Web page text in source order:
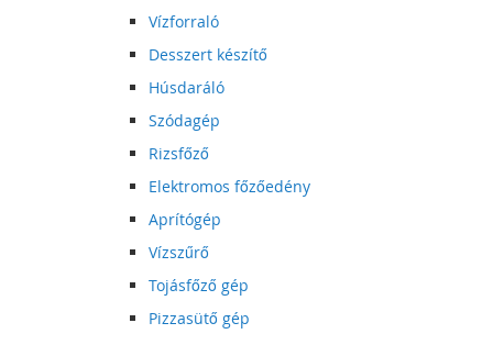
Vízforraló
Desszert készítő
Húsdaráló
Szódagép
Rizsfőző
Elektromos főzőedény
Aprítógép
Vízszűrő
Tojásfőző gép
Pizzasütő gép